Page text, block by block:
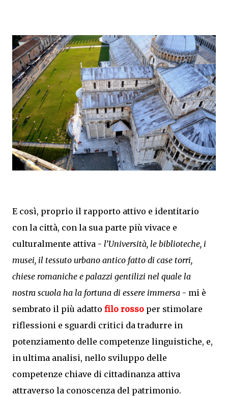
E così, proprio il rapporto attivo e identitario
con la città, con la sua parte più vivace e
culturalmente attiva - l’Università, le biblioteche, i
musei, il tessuto urbano antico fatto di case torri,
chiese romaniche e palazzi gentilizi nel quale la
nostra scuola ha la fortuna di essere immersa - mi è
sembrato il più adatto filo rosso per stimolare
riflessioni e sguardi critici da tradurre in
potenziamento delle competenze linguistiche, e,
in ultima analisi, nello sviluppo delle
competenze chiave di cittadinanza attiva
attraverso la conoscenza del patrimonio.